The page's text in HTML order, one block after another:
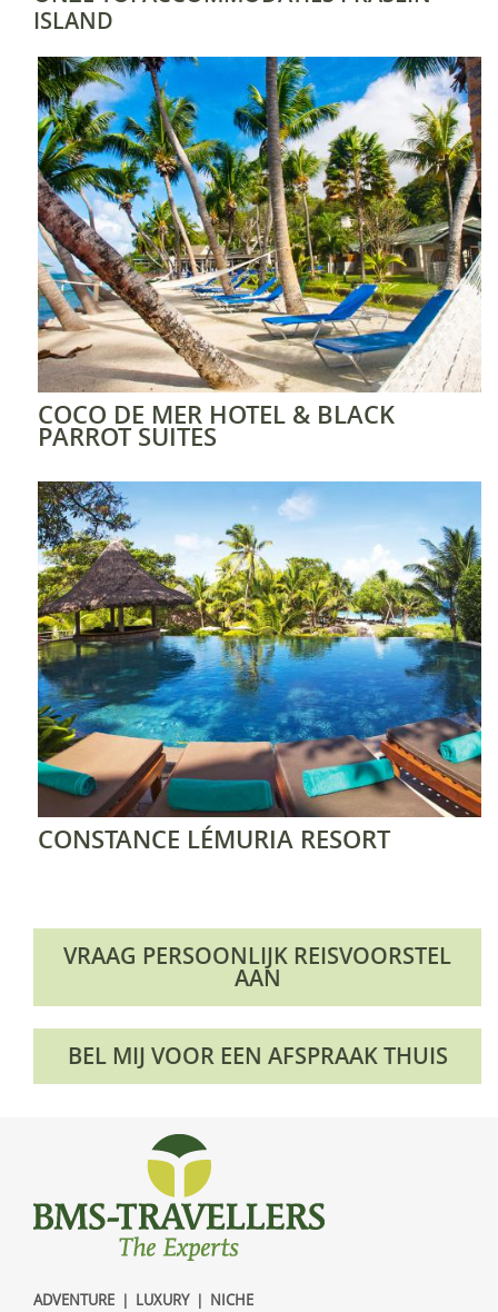
ISLAND
COCO DE MER HOTEL & BLACK
PARROT SUITES
CONSTANCE LÉMURIA RESORT
VRAAG PERSOONLIJK REISVOORSTEL
AAN
BEL MIJ VOOR EEN AFSPRAAK THUIS
ADVENTURE | LUXURY | NICHE